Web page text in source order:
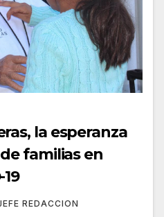
la esperanza
familias en
REDACCION